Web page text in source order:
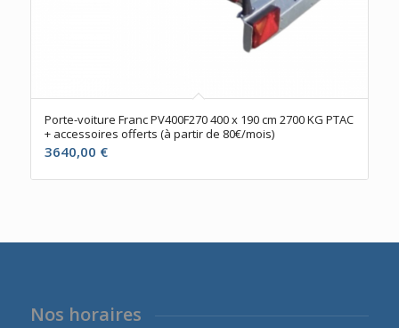
Porte-voiture Franc PV400F270 400 x 190 cm 2700 KG PTAC
+ accessoires offerts (à partir de 80€/mois)
3640,00 €
Nos horaires